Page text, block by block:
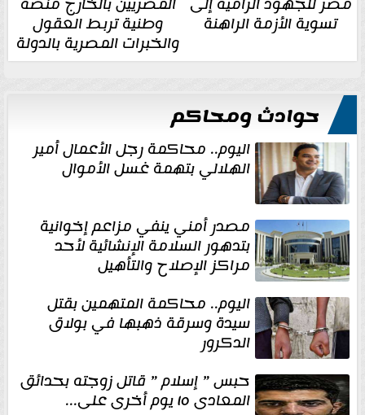
تسوية الأزمة الراهنة وطنية تربط العقول
والخبرات المصرية بالدولة
حوادث ومحاكم
اليوم.. محاكمة رجل الأعمال أمير
الهلالي بتهمة غسل الأموال
مصدر أمني ينفي مزاعم إخوانية
بتدهور السلامة الإنشائية لأحد
مراكز الإصلاح والتأهيل
اليوم.. محاكمة المتهمين بقتل
سيدة وسرقة ذهبها في بولاق
الدكرور
حبس ” إسلام ” قاتل زوجته بحدائق
المعادى ١٥ يوم أخرى على...